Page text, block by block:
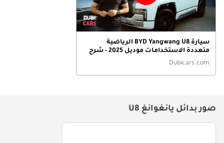
سيارة BYD Yangwang U8 الرياضية
متعددة الاستخدامات موديل 2025 - شرح
الأداء والقوة والسعر!
Dubicars.com
صور بدائل يانغوانغ U8